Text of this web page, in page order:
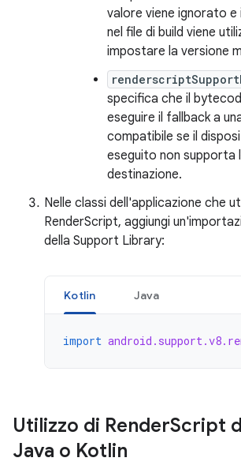
valore viene ignorato
nel file di build viene
impostare la versione
specifica che il
eseguire il fallback a
compatibile se il
eseguito non supporta
destinazione.
Nelle classi dell'applicazione che
RenderScript, aggiungi
della Support Library:
Kotlin Java
import
Utilizzo di RenderScript
Java o Kotlin